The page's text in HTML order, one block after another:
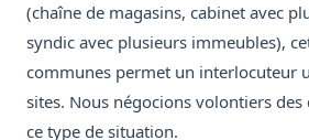
(chaîne de magasins, cabinet avec
syndic avec plusieurs immeubles),
communes permet un interlocuteur
sites. Nous négocions volontiers des
ce type de situation.